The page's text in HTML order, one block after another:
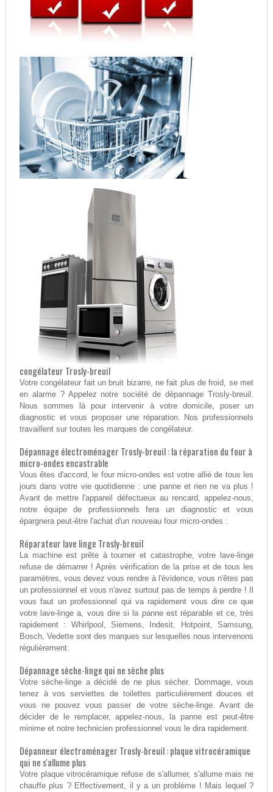
congélateur Trosly-breuil
Votre congélateur fait un bruit bizarre, ne fait plus de froid, se met
en alarme ? Appelez notre société de dépannage Trosly-breuil.
Nous sommes là pour intervenir à votre domicile, poser un
diagnostic et vous proposer une réparation. Nos professionnels
travaillent sur toutes les marques de congélateur.
Dépannage électroménager Trosly-breuil : la réparation du four à
micro-ondes encastrable
Vous êtes d'accord, le four micro-ondes est votre allié de tous les
jours dans votre vie quotidienne : une panne et rien ne va plus !
Avant de mettre l'appareil défectueux au rencard, appelez-nous,
notre équipe de professionnels fera un diagnostic et vous
épargnera peut-être l'achat d'un nouveau four micro-ondes :
Réparateur lave linge Trosly-breuil
La machine est prête à tourner et catastrophe, votre lave-linge
refuse de démarrer ! Après vérification de la prise et de tous les
paramètres, vous devez vous rendre à l'évidence, vous n'êtes pas
un professionnel et vous n'avez surtout pas de temps à perdre ! Il
vous faut un professionnel qui va rapidement vous dire ce que
votre lave-linge a, vous dire si la panne est réparable et ce, très
rapidement : Whirlpool, Siemens, Indesit, Hotpoint, Samsung,
Bosch, Vedette sont des marques sur lesquelles nous intervenons
régulièrement.
Dépannage sèche-linge qui ne sèche plus
Votre sèche-linge a décidé de ne plus sécher. Dommage, vous
tenez à vos serviettes de toilettes particulièrement douces et
vous ne pouvez vous passer de votre sèche-linge. Avant de
décider de le remplacer, appelez-nous, la panne est peut-être
minime et notre technicien professionnel vous le dira rapidement.
Dépanneur électroménager Trosly-breuil : plaque vitrocéramique
qui ne s'allume plus
Votre plaque vitrocéramique refuse de s'allumer, s'allume mais ne
chauffe plus ? Effectivement, il y a un problème ! Mais lequel ?